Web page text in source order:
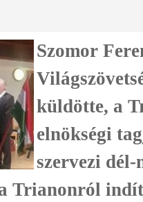
Szomor
küldötte, a
elnökségi
szervezi dél-
Trianonról